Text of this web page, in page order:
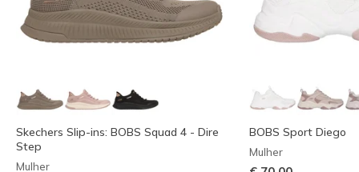
Skechers Slip-ins: BOBS Squad 4 - Dire
Step
Mulher
BOBS Sport Diego
Mulher